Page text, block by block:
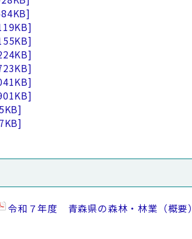
令和７年度 青森県の森林・林業（概要）